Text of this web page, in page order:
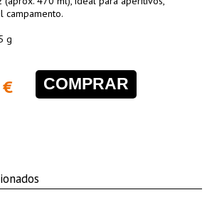
campamento.
g
COMPRAR